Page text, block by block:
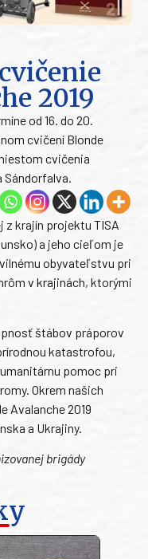
2019
od 16. do 20.
cvičení Blonde
cvičenia
Sándorfalva.
z krajín projektu TISA
a jeho cieľom je
obyvateľstvu pri
v krajinách, ktorými
štábov práporov
katastrofou,
pomoc pri
Okrem našich
Avalanche 2019
a Ukrajiny.
brigády